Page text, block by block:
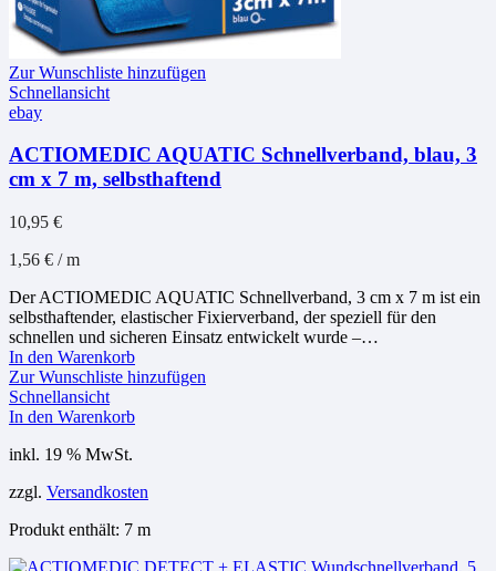
Zur Wunschliste hinzufügen
Schnellansicht
ebay
ACTIOMEDIC AQUATIC Schnellverband, blau, 3
cm x 7 m, selbsthaftend
10,95 €
1,56 € /m
Der ACTIOMEDIC AQUATIC Schnellverband, 3 cm x 7 m ist ein
selbsthaftender, elastischer Fixierverband, der speziell für den
schnellen und sicheren Einsatz entwickelt wurde –…
In den Warenkorb
Zur Wunschliste hinzufügen
Schnellansicht
In den Warenkorb
inkl. 19 % MwSt.
zzgl. Versandkosten
Produkt enthält: 7 m